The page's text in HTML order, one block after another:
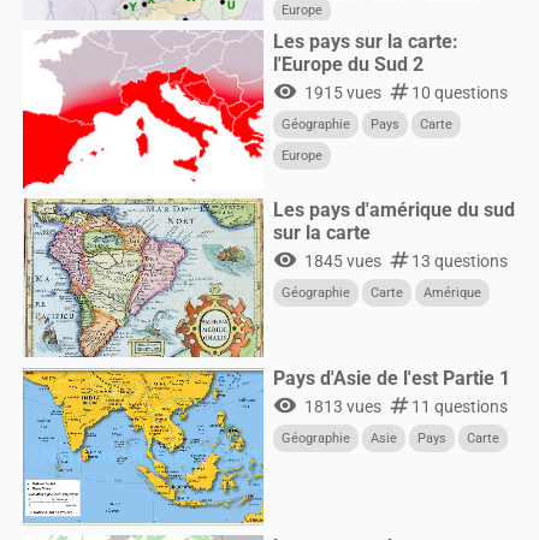
Europe
Les pays sur la carte:
l'Europe du Sud 2
visibility 1915 vues numbers10 questions
Géographie Pays
Carte
Europe
Les pays d'amérique du sud
sur la carte
visibility 1845 vues numbers13 questions
Géographie Carte Amérique
Pays d'Asie de l'est Partie 1
visibility 1813 vues numbers11 questions
Géographie Asie Pays Carte